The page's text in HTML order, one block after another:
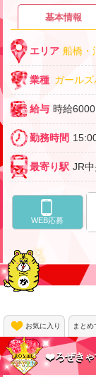
基本情報
エリア 船橋・
業種 ガールズ
給与 時給6000
勤務時間
最寄り駅 JR中
WEB応募
お気に入り まとめ
❤️ろぜき